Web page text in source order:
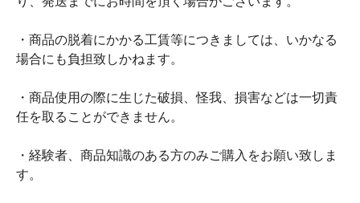
・商品の脱着にかかる工賃等につきましては、いかなる
場合にも負担致しかねます。
・商品使用の際に生じた破損、怪我、損害などは一切責
任を取ることができません。
・経験者、商品知識のある方のみご購入をお願い致しま
す。